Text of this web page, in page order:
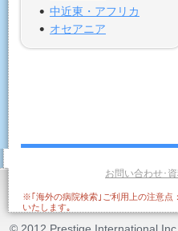
中近東・アフリカ
オセアニア
※｢海外の病院検索｣ご利用上の注意点
いたします｡
お問い合わせ･